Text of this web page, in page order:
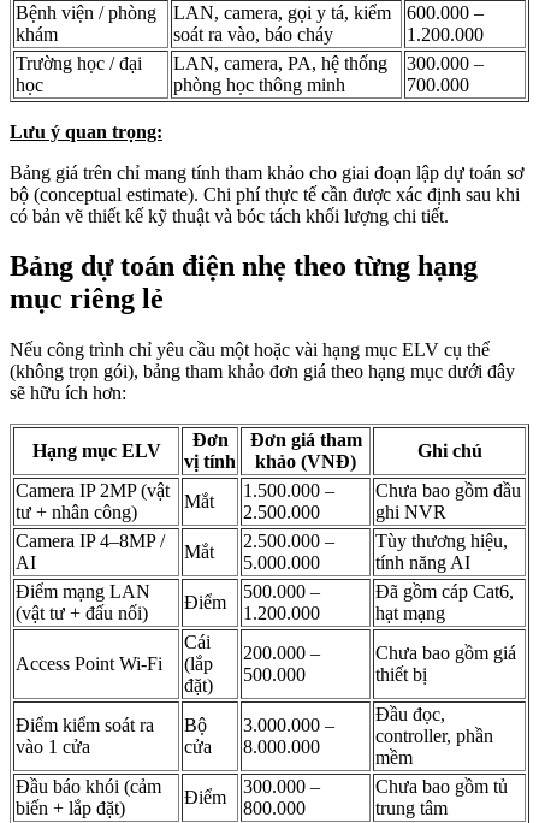
Bệnh viện / phòng
khám
LAN, camera, gọi y tá, kiểm
soát ra vào, báo cháy
600.000 –
1.200.000
Trường học / đại
học
LAN, camera, PA, hệ thống
phòng học thông minh
300.000 –
700.000
Lưu ý quan trọng:
Bảng giá trên chỉ mang tính tham khảo cho giai đoạn lập dự toán sơ
bộ (conceptual estimate). Chi phí thực tế cần được xác định sau khi
có bản vẽ thiết kế kỹ thuật và bóc tách khối lượng chi tiết.
Bảng dự toán điện nhẹ theo từng hạng
mục riêng lẻ
Nếu công trình chỉ yêu cầu một hoặc vài hạng mục ELV cụ thể
(không trọn gói), bảng tham khảo đơn giá theo hạng mục dưới đây
sẽ hữu ích hơn:
Hạng mục ELV
Đơn
vị tính
Đơn giá tham
khảo (VNĐ)
Ghi chú
Camera IP 2MP (vật
tư + nhân công)
Mắt
1.500.000 –
2.500.000
Chưa bao gồm đầu
ghi NVR
Camera IP 4–8MP /
AI
Mắt
2.500.000 –
5.000.000
Tùy thương hiệu,
tính năng AI
Điểm mạng LAN
(vật tư + đấu nối)
Điểm
500.000 –
1.200.000
Đã gồm cáp Cat6,
hạt mạng
Access Point Wi-Fi
Cái
(lắp
đặt)
200.000 –
500.000
Chưa bao gồm giá
thiết bị
Điểm kiểm soát ra
vào 1 cửa
Bộ
cửa
3.000.000 –
8.000.000
Đầu đọc,
controller, phần
mềm
Đầu báo khói (cảm
biến + lắp đặt)
Điểm
300.000 –
800.000
Chưa bao gồm tủ
trung tâm